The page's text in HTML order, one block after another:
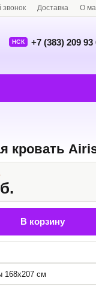
звонок Доставка О
НСК +7 (383) 209 93
кровать
В корзину